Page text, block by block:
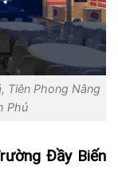
Tiên Phong Nâng
Phủ
Đầy Biến